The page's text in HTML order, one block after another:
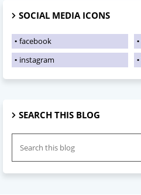
SOCIAL MEDIA ICONS
facebook
instagram
SEARCH THIS BLOG